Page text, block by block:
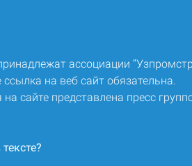
ассоциации
ссылка на веб сайт обязательна.
сайте представлена пресс